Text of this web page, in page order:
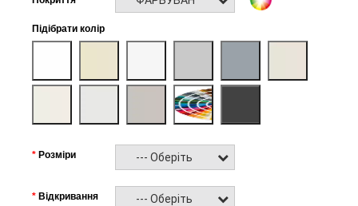
Підібрати колір
Розміри --- Оберіть ---
Відкривання --- Оберіть ---